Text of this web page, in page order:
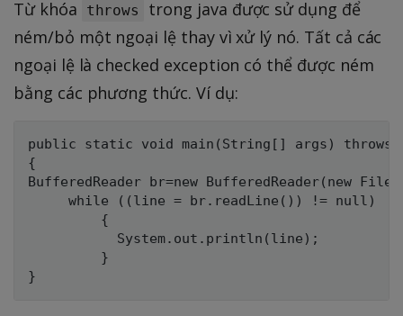
Từ khóa throws
trong java được sử dụng để
ném/bỏ một ngoại lệ thay vì xử lý nó. Tất cả các
ngoại lệ là checked exception có thể được ném
bằng các phương thức. Ví dụ:
public static void main(String[] args) throws
{
BufferedReader br=new BufferedReader(new
     while ((line = br.readLine()) != null)
         {
           System.out.println(line);
         }